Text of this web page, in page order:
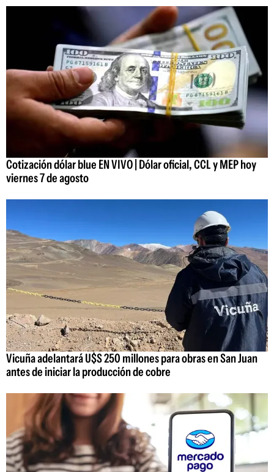
Cotización dólar blue EN VIVO | Dólar oficial, CCL y MEP hoy
viernes 7 de agosto
Vicuña adelantará U$S 250 millones para obras en San Juan
antes de iniciar la producción de cobre